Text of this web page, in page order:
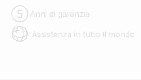
Anni di garanzia
Assistenza in tutto il mondo